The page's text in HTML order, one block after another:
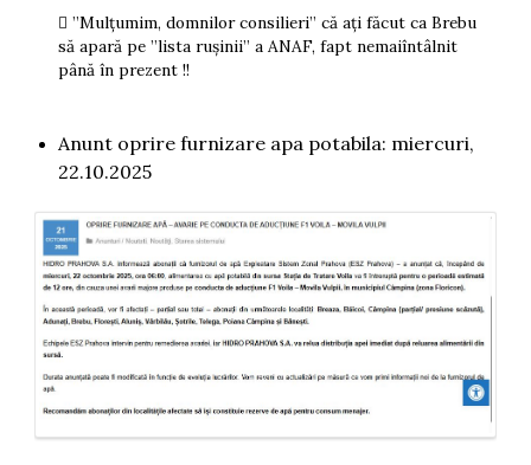
 ”Mulțumim, domnilor consilieri” că ați făcut ca Brebu
să apară pe ”lista rușinii” a ANAF, fapt nemaiîntâlnit
până în prezent !!
Anunt oprire furnizare apa potabila: miercuri,
22.10.2025